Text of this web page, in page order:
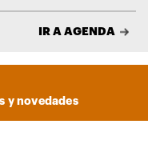
IR A AGENDA
y novedades